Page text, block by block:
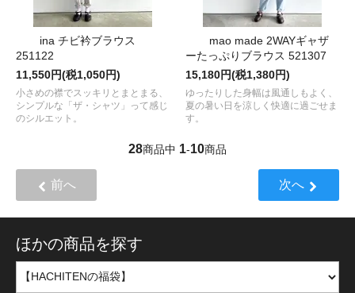
ina チビ衿ブラウス
251122
11,550円(税1,050円)
小さめの襟でスッキリとまとまる、
シンプルな「ザ・シャツ」って感じ
のシルエット。
mao made 2WAYギャザ
ーたっぷりブラウス 521307
15,180円(税1,380円)
ゆったりした身幅は風通しもよく、
夏の暑い日を涼しく快適に過ごせま
す。
28商品中 1-10商品
前へ 次へ
ほかの商品を探す